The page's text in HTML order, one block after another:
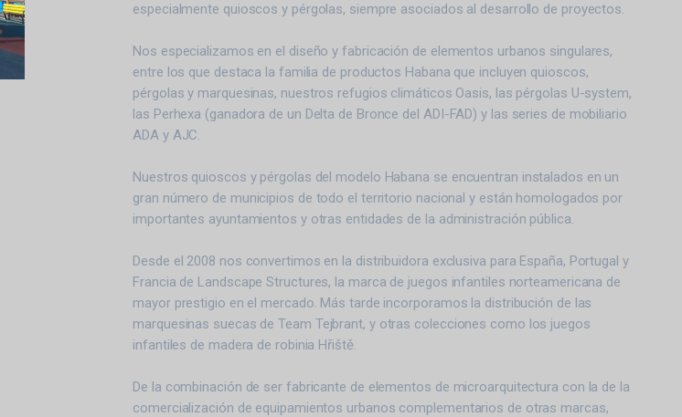
especialmente quioscos y pérgolas, siempre asociados al desarrollo de proyectos.
Nos especializamos en el diseño y fabricación de elementos urbanos singulares,
entre los que destaca la familia de productos Habana que incluyen quioscos,
pérgolas y marquesinas, nuestros refugios climáticos Oasis, las pérgolas U-system,
las Perhexa (ganadora de un Delta de Bronce del ADI-FAD) y las series de mobiliario
ADA y AJC.
Nuestros quioscos y pérgolas del modelo Habana se encuentran instalados en un
gran número de municipios de todo el territorio nacional y están homologados por
importantes ayuntamientos y otras entidades de la administración pública.
Desde el 2008 nos convertimos en la distribuidora exclusiva para España, Portugal y
Francia de Landscape Structures, la marca de juegos infantiles norteamericana de
mayor prestigio en el mercado. Más tarde incorporamos la distribución de las
marquesinas suecas de Team Tejbrant, y otras colecciones como los juegos
infantiles de madera de robinia Hřiště.
De la combinación de ser fabricante de elementos de microarquitectura con la de la
comercialización de equipamientos urbanos complementarios de otras marcas,